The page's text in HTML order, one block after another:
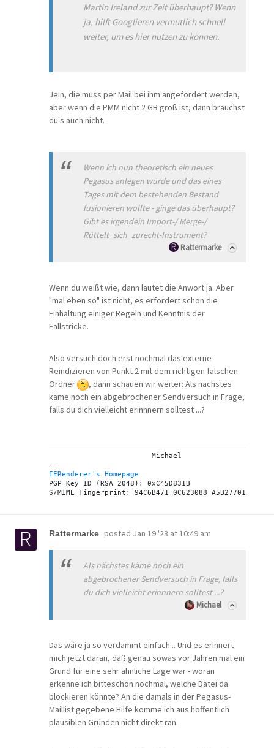
Martin Ireland zur Zeit überhaupt? Wenn
ja, hilft Googlieren vermutlich schnell
weiter, um es hier nutzen zu können.
Jein, die muss per Mail bei ihm angefordert werden,
aber wenn die PMM nicht 2 GB groß ist, dann brauchst
du's auch nicht.
Wenn ich nun theoretisch ein neues
Pegasus anlegen würde und das eines
Tages mit dem bestehenden Bestand
fusionieren wollte - ginge das überhaupt?
Gibt es irgendein Import-/ Merge-/
Rüttelt_sich_zurecht-Instrument?
Rattermarke
Wenn du weißt wie, dann lautet die Anwort ja. Aber
"mal eben so" ist nicht, es erfordert schon die
Einhaltung einiger Regeln und Kenntnis der
Fallstricke.
Also versuch doch erst nochmal das externe
Reindizieren von Punkt 2 mit dem richtigen falschen
Ordner
, dann schauen wir weiter: Als nächstes
käme noch ein abgebrochener Sendversuch in Frage,
falls du dich vielleicht erinnnern solltest ...?
IERenderer's Homepage
PGP Key ID (RSA 2048): 0xC45D831B
Rattermarke posted Jan 19 '23 at 10:49 am
Als nächstes käme noch ein
abgebrochener Sendversuch in Frage, falls
du dich vielleicht erinnnern solltest ...?
Michael
Das wäre ja so verdammt einfach... Und es erinnert
mich jetzt daran, daß genau sowas vor Jahren mal ein
Grund für eine sehr ähnliche Lage war - woran
erkenne ich bitteschön nochmal, welche Datei da
blockieren könnte? An die damals in der Pegasus-
Maillist gegebene Hilfe komme ich aus hoffentlich
plausiblen Gründen nicht direkt ran.